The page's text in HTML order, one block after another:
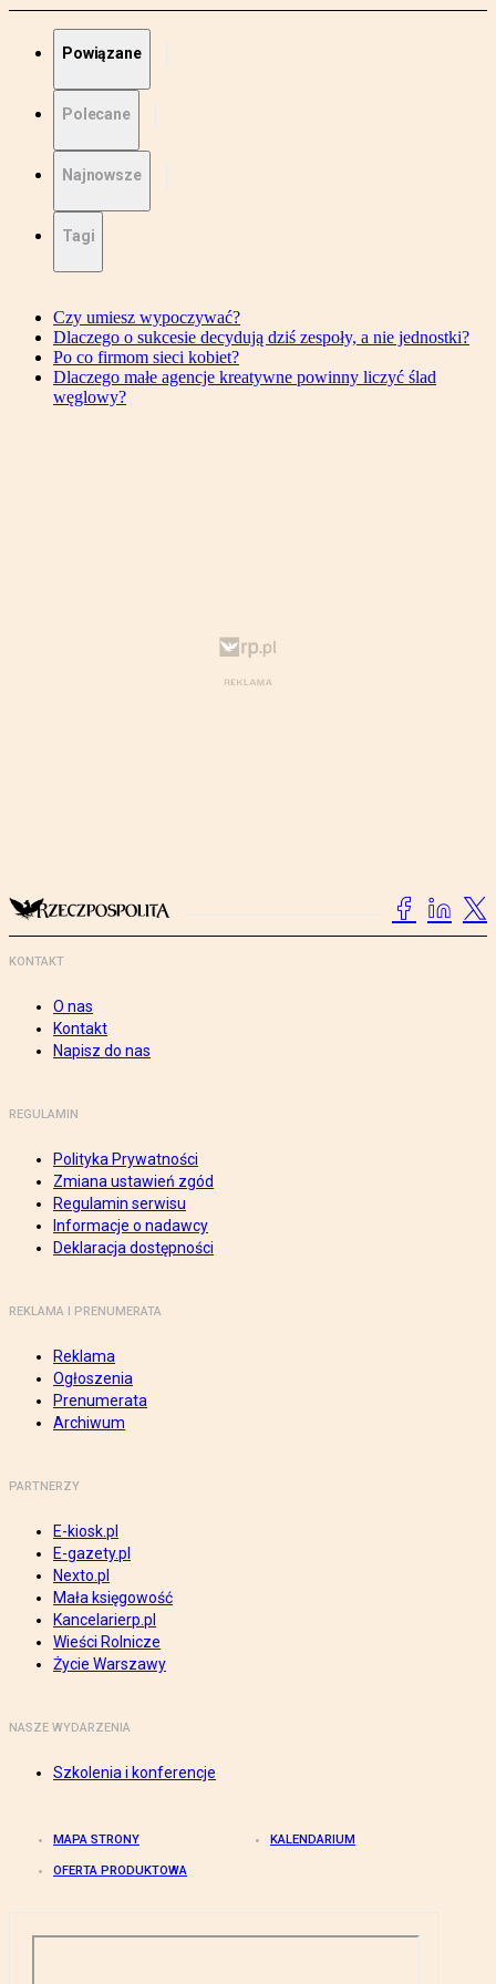
Powiązane
Polecane
Najnowsze
Tagi
Czy umiesz wypoczywać?
Dlaczego o sukcesie decydują dziś zespoły, a nie jednostki?
Po co firmom sieci kobiet?
Dlaczego małe agencje kreatywne powinny liczyć ślad
węglowy?
KONTAKT
O nas
Kontakt
Napisz do nas
REGULAMIN
Polityka Prywatności
Zmiana ustawień zgód
Regulamin serwisu
Informacje o nadawcy
Deklaracja dostępności
REKLAMA I PRENUMERATA
Reklama
Ogłoszenia
Prenumerata
Archiwum
PARTNERZY
E-kiosk.pl
E-gazety.pl
Nexto.pl
Mała księgowość
Kancelarierp.pl
Wieści Rolnicze
Życie Warszawy
NASZE WYDARZENIA
Szkolenia i konferencje
MAPA STRONY KALENDARIUM
OFERTA PRODUKTOWA